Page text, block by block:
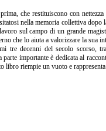
che restituiscono con
nella memoria collettiva
sul campo di un grande
che lo aiuta a valorizzare la sua
tre decenni del secolo scorso,
importante è dedicata al
libro riempie un vuoto e